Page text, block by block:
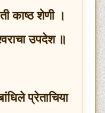
काष्ठ शेणी ।
उपदेश ॥
प्रेताचिया